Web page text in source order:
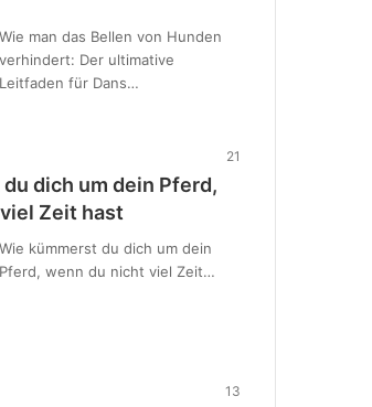
Wie man das Bellen von Hunden
verhindert: Der ultimative
Leitfaden für Dans…
21
dich um dein Pferd,
Zeit hast
Wie kümmerst du dich um dein
Pferd, wenn du nicht viel Zeit…
13